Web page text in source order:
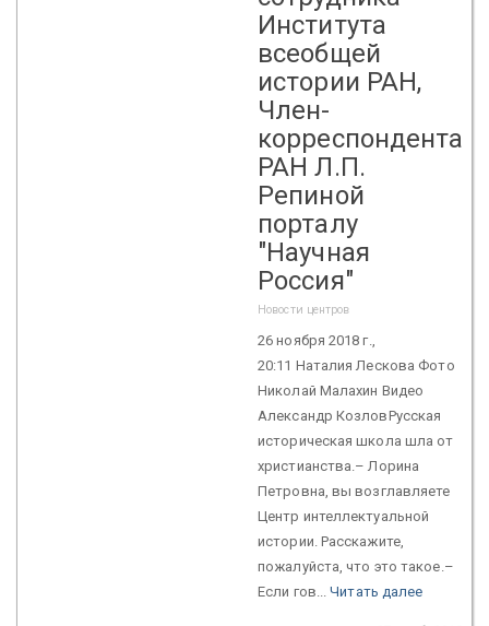
Института
всеобщей
истории РАН,
Член-
корреспондента
РАН Л.П.
Репиной
порталу
"Научная
Россия"
Новости центров
26 ноября 2018 г.,
20:11 Наталия Лескова Фото
Николай Малахин Видео
Александр КозловРусская
историческая школа шла от
христианства.– Лорина
Петровна, вы возглавляете
Центр интеллектуальной
истории. Расскажите,
пожалуйста, что это такое.–
Если гов...Читать далее